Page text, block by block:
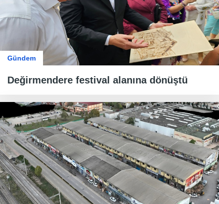
Gündem
Değirmendere festival alanına dönüştü